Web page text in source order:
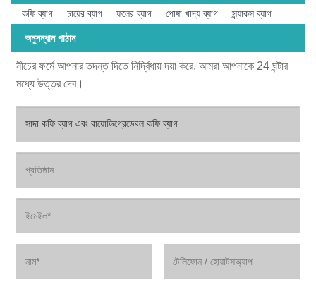
কফি ব্যাগ চায়ের ব্যাগ ফলের ব্যাগ পোষা খাদ্য ব্যাগ স্ন্যাকস ব্যাগ
অনুসন্ধান পাঠান
নীচের ফর্মে আপনার তদন্ত দিতে নির্দ্বিধায় দয়া করে. আমরা আপনাকে 24 ঘন্টার
মধ্যে উত্তর দেব।